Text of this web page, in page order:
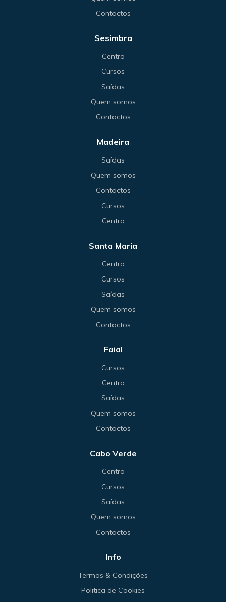
Contactos
Sesimbra
Centro
Cursos
Saídas
Quem somos
Contactos
Madeira
Saídas
Quem somos
Contactos
Cursos
Centro
Santa Maria
Centro
Cursos
Saídas
Quem somos
Contactos
Faial
Cursos
Centro
Saídas
Quem somos
Contactos
Cabo Verde
Centro
Cursos
Saídas
Quem somos
Contactos
Info
Termos & Condições
Politica de Cookies